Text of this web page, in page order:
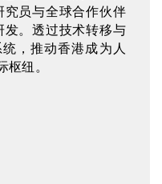
员与全球合作伙伴
。透过技术转移与
，推动香港成为人
纽。